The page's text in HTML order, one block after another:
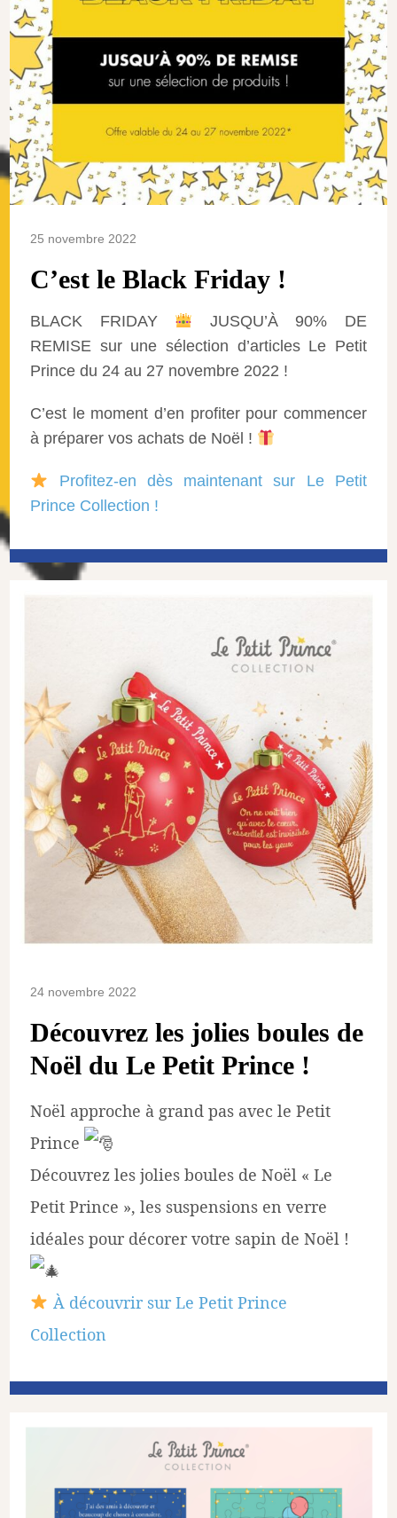
25 novembre 2022
C’est le Black Friday !
BLACK FRIDAY
JUSQU’À 90% DE
REMISE sur une sélection d’articles Le Petit
Prince du 24 au 27 novembre 2022 !
C’est le moment d’en profiter pour commencer
à préparer vos achats de Noël !
Profitez-en dès maintenant sur Le Petit
Prince Collection !
24 novembre 2022
Découvrez les jolies boules de
Noël du Le Petit Prince !
Noël approche à grand pas avec le Petit
Prince
Découvrez les jolies boules de Noël « Le
Petit Prince », les suspensions en verre
idéales pour décorer votre sapin de Noël !
À découvrir sur Le Petit Prince
Collection